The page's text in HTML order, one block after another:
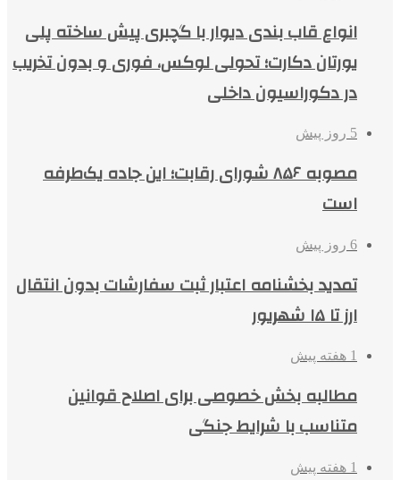
انواع قاب بندی دیوار با گچبری پیش ساخته پلی
یورتان دکارت؛ تحولی لوکس، فوری و بدون تخریب
در دکوراسیون داخلی
5 روز پیش
مصوبه ۸۵۶ شورای رقابت؛ این جاده یک‌طرفه
است
6 روز پیش
تمدید بخشنامه اعتبار ثبت سفارشات بدون انتقال
ارز تا ۱۵ شهریور
1 هفته پیش
مطالبه بخش خصوصی برای اصلاح قوانین
متناسب با شرایط جنگی
1 هفته پیش